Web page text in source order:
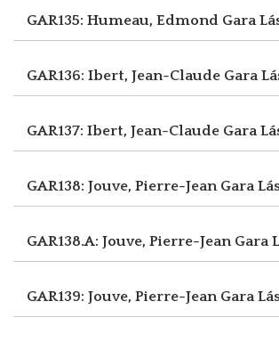
GAR135: Humeau, Edmond Gara
GAR136: Ibert, Jean-Claude Gara
GAR137: Ibert, Jean-Claude Gara
GAR138: Jouve, Pierre-Jean Gara
GAR138.A: Jouve, Pierre-Jean Gara
GAR139: Jouve, Pierre-Jean Gara